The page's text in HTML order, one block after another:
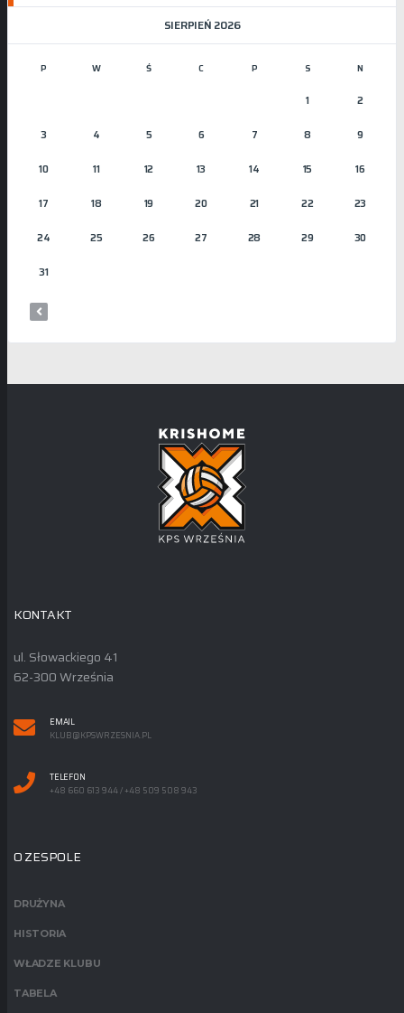
SIERPIEŃ 2026
P W Ś C P S N
1 2
3 4 5 6 7 8 9
10 11 12 13 14 15 16
17 18 19 20 21 22 23
24 25 26 27 28 29 30
31
KONTAKT
ul. Słowackiego 41
62-300 Września
EMAIL
KLUB@KPSWRZESNIA.PL
TELEFON
+48 660 613 944 / +48 509 508 943
O ZESPOLE
DRUŻYNA
HISTORIA
WŁADZE KLUBU
TABELA